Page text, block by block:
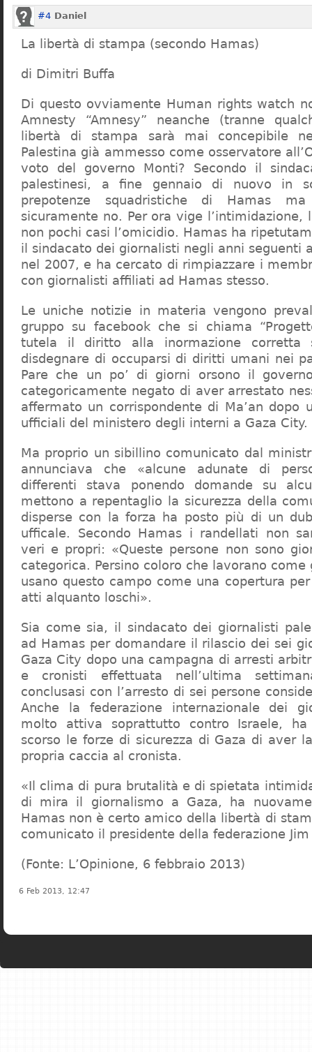
#4 Daniel
La libertà di stampa (secondo Hamas)
di Dimitri Buffa
Di questo ovviamente Human rights watch
Amnesty “Amnesy” neanche (tranne
libertà di stampa sarà mai concepibile
Palestina già ammesso come osservatore
voto del governo Monti? Secondo il
palestinesi, a fine gennaio di nuovo in
prepotenze squadristiche di Hamas ma
sicuramente no. Per ora vige l’intimidazione,
non pochi casi l’omicidio. Hamas ha
il sindacato dei giornalisti negli anni seguenti
nel 2007, e ha cercato di rimpiazzare i
con giornalisti affiliati ad Hamas stesso.
Le uniche notizie in materia vengono
gruppo su facebook che si chiama
tutela il diritto alla inormazione corretta
disdegnare di occuparsi di diritti umani nei
Pare che un po’ di giorni orsono il
categoricamente negato di aver arrestato
affermato un corrispondente di Ma’an dopo
ufficiali del ministero degli interni a Gaza City.
Ma proprio un sibillino comunicato dal
annunciava che «alcune adunate di
differenti stava ponendo domande su
mettono a repentaglio la sicurezza della
disperse con la forza ha posto più di un
ufficale. Secondo Hamas i randellati non
veri e propri: «Queste persone non sono
categorica. Persino coloro che lavorano
usano questo campo come una copertura
atti alquanto loschi».
Sia come sia, il sindacato dei giornalisti
ad Hamas per domandare il rilascio dei sei
Gaza City dopo una campagna di arresti
e cronisti effettuata nell’ultima
conclusasi con l’arresto di sei persone
Anche la federazione internazionale dei
molto attiva soprattutto contro Israele, ha
scorso le forze di sicurezza di Gaza di aver
propria caccia al cronista.
«Il clima di pura brutalità e di spietata
di mira il giornalismo a Gaza, ha
Hamas non è certo amico della libertà di
comunicato il presidente della federazione
(Fonte: L’Opinione, 6 febbraio 2013)
6 Feb 2013, 12:47